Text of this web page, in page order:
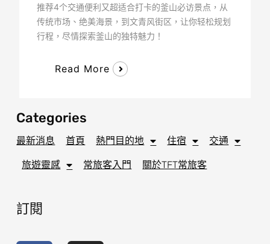
推荐4个交通便利又超适合打卡的釜山必访景点，从
传统市场、绝美海景，到文青风街区，让你轻松规划
行程，尽情探索釜山的独特魅力！
Read More
Categories
最新消息 首頁 熱門目的地 住宿 交通
旅遊靈感 常旅客入門 關於TFT常旅客
訂閱